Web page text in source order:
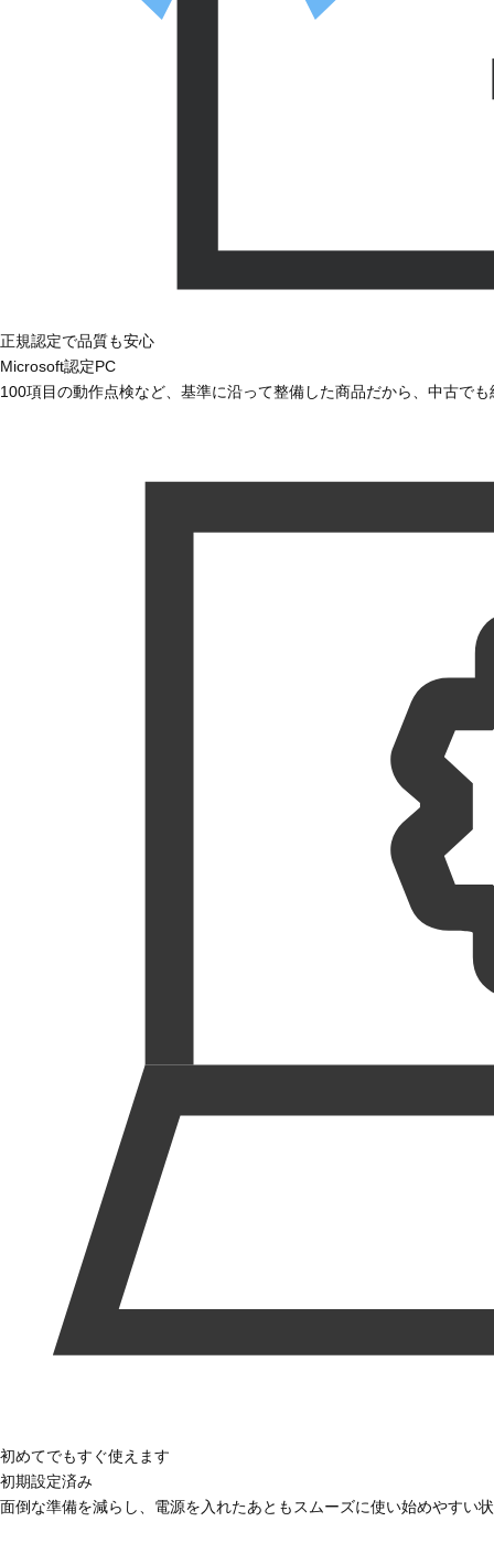
正規認定で品質も安心
Microsoft認定PC
100項目の動作点検など、基準に沿って整備した商品だから、中古で
初めてでもすぐ使えます
初期設定済み
面倒な準備を減らし、電源を入れたあともスムーズに使い始めやすい